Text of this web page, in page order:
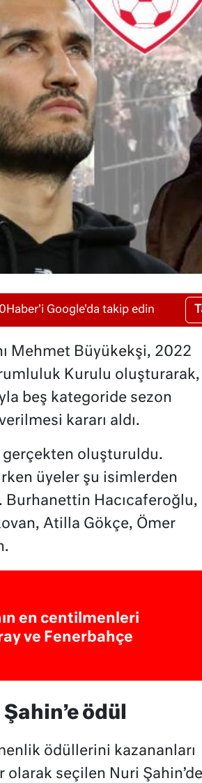
Google'da takip edin
Mehmet Büyükekşi, 2022
Kurulu oluşturarak,
beş kategoride sezon
kararı aldı.
gerçekten oluşturuldu.
üyeler şu isimlerden
Burhanettin Hacıcaferoğlu,
Atilla Gökçe, Ömer
en centilmenleri
ve Fenerbahçe
ödül
ödüllerini kazananları
olarak seçilen Nuri Şahin’de